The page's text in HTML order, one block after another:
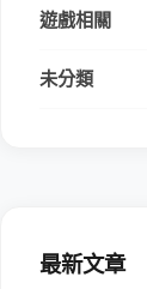
遊戲相關
未分類
最新文章